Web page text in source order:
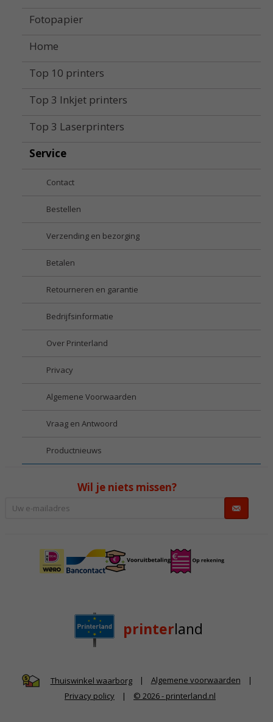
Fotopapier
Home
Top 10 printers
Top 3 Inkjet printers
Top 3 Laserprinters
Service
Contact
Bestellen
Verzending en bezorging
Betalen
Retourneren en garantie
Bedrijfsinformatie
Over Printerland
Privacy
Algemene Voorwaarden
Vraag en Antwoord
Productnieuws
Wil je niets missen?
printerland
Thuiswinkel waarborg | Algemene voorwaarden
|
Privacy policy
| © 2026 - printerland.nl